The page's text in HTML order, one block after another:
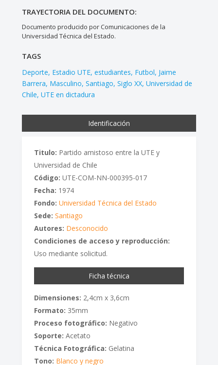
TRAYECTORIA DEL DOCUMENTO:
Documento producido por Comunicaciones de la
Universidad Técnica del Estado.
TAGS
Deporte Estadio UTE estudiantes Futbol Jaime
Barrera Masculino Santiago Siglo XX Universidad de
Chile UTE en dictadura
Identificación
Titulo: Partido amistoso entre la UTE y
Universidad de Chile
Código: UTE-COM-NN-000395-017
Fecha: 1974
Fondo: Universidad Técnica del Estado
Sede: Santiago
Autores: Desconocido
Condiciones de acceso y reproducción:
Uso mediante solicitud.
Ficha técnica
Dimensiones: 2,4cm x 3,6cm
Formato: 35mm
Proceso fotográfico: Negativo
Soporte: Acetato
Técnica Fotográfica: Gelatina
Tono: Blanco y negro